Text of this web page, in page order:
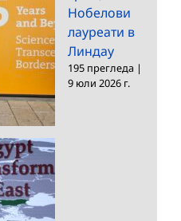
Нобелови
лауреати в
Линдау
195 прегледа |
9 юли 2026 г.